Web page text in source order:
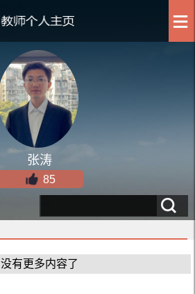
张涛
85
没有更多内容了